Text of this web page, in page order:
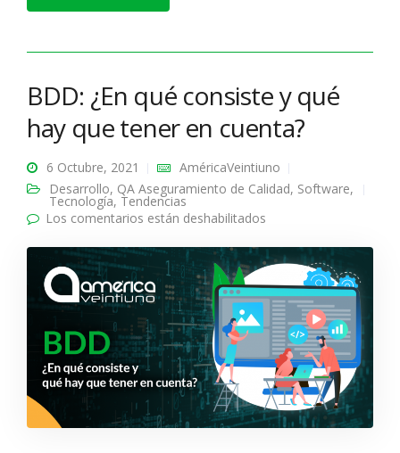
BDD: ¿En qué consiste y qué
hay que tener en cuenta?
6 Octubre, 2021
AméricaVeintiuno
Desarrollo, QA Aseguramiento de Calidad, Software,
Tecnología, Tendencias
Los comentarios están deshabilitados
tener en cuenta?